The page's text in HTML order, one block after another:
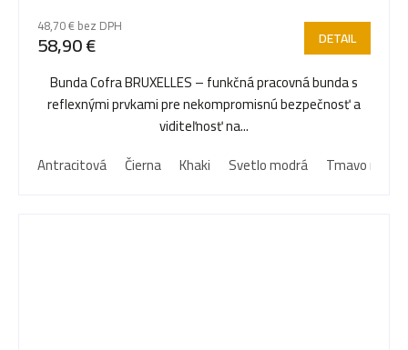
48,70 € bez DPH
58,90 € DETAIL
Bunda Cofra BRUXELLES – funkčná pracovná bunda s
reflexnými prvkami pre nekompromisnú bezpečnosť a
viditeľnosť na...
Antracitová
Čierna Khaki Svetlo modrá Tmavo modrá